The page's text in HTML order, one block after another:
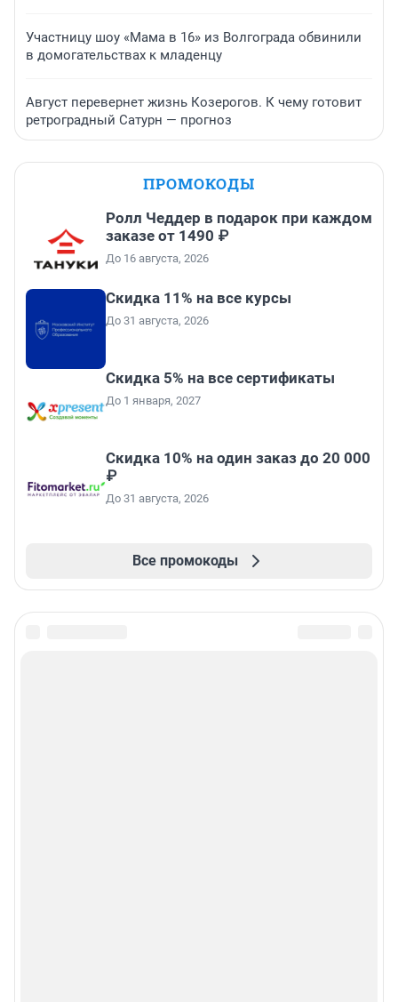
Участницу шоу «Мама в 16» из Волгограда обвинили
в домогательствах к младенцу
Август перевернет жизнь Козерогов. К чему готовит
ретроградный Сатурн — прогноз
ПРОМОКОДЫ
Ролл Чеддер в подарок при каждом
заказе от 1490 ₽
До 16 августа, 2026
Скидка 11% на все курсы
До 31 августа, 2026
Скидка 5% на все сертификаты
До 1 января, 2027
Скидка 10% на один заказ до 20 000
₽
До 31 августа, 2026
Все промокоды